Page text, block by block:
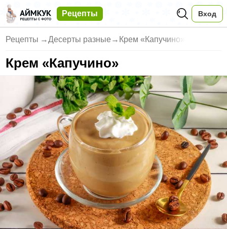
Рецепты Вход
Рецепты →Десерты разные → Крем «Капучино»
Крем «Капучино»